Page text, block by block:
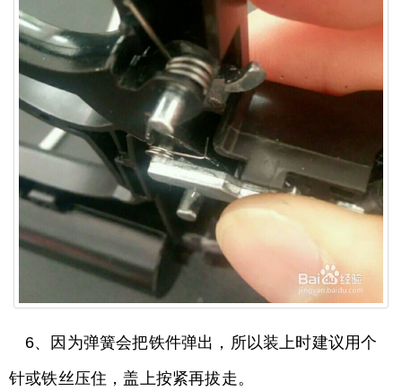
6、因为弹簧会把铁件弹出，所以装上时建议用个
针或铁丝压住，盖上按紧再拔走。